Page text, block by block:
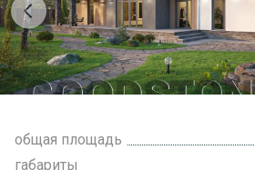
общая площадь
габариты